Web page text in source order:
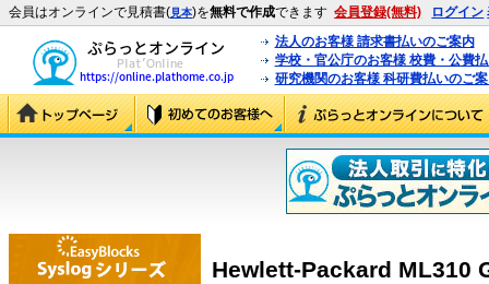
会員はオンラインで見積書(見本)を無料で作成できます 会員登録(無料) ログイン
法人のお客様 請求書払いのご案内
学校・官公庁のお客様 校費・公費
研究機関のお客様 科研費払いのご
Hewlett-Packard ML310